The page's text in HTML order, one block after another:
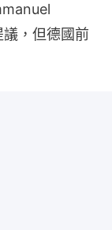
，但德國前